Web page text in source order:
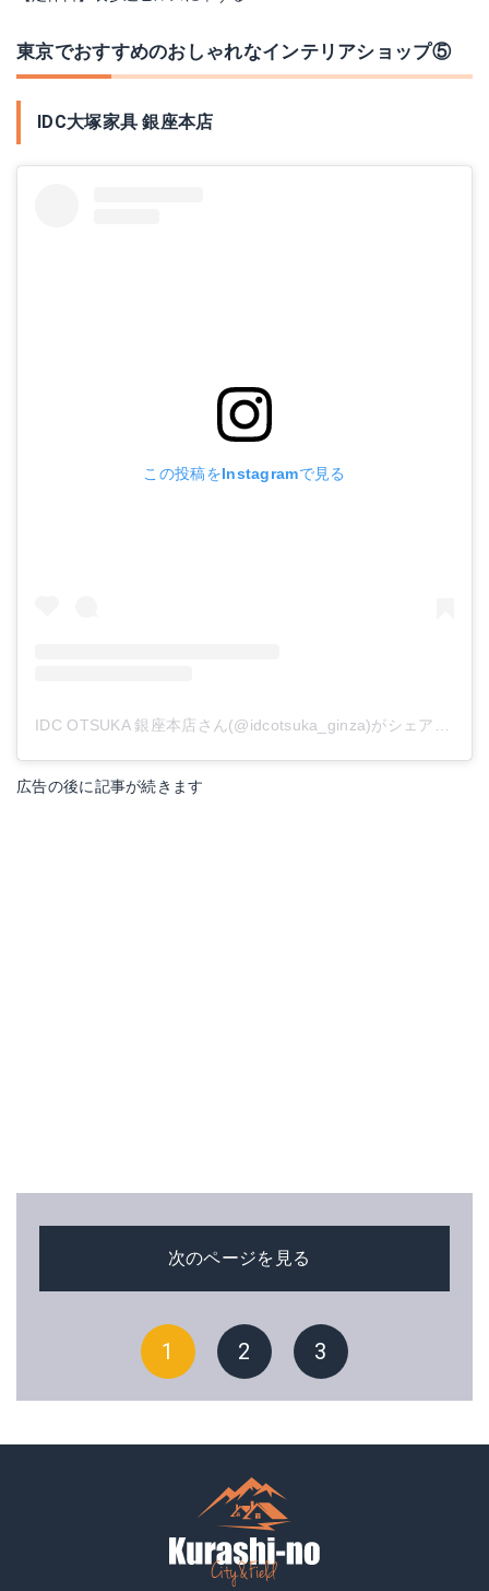
東京でおすすめのおしゃれなインテリアショップ⑤
IDC大塚家具 銀座本店
この投稿をInstagramで見る
IDC OTSUKA 銀座本店さん(@idcotsuka_ginza)がシェアした投稿
広告の後に記事が続きます
次のページを見る
1 2 3